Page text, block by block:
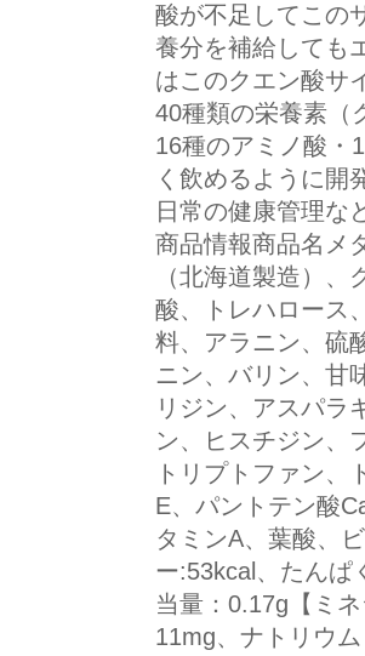
酸が不足してこの
養分を補給しても
はこのクエン酸サ
40種類の栄養素（
16種のアミノ酸・
く飲めるように開
日常の健康管理な
商品情報商品名メ
（北海道製造）
酸、トレハロース
料、アラニン、硫
ニン、バリン、甘
リジン、アスパラ
ン、ヒスチジン、
トリプトファン、
E、パントテン酸
タミンA、葉酸、
ー:53kcal、たんぱ
当量：0.17g【ミ
11mg、ナトリウ